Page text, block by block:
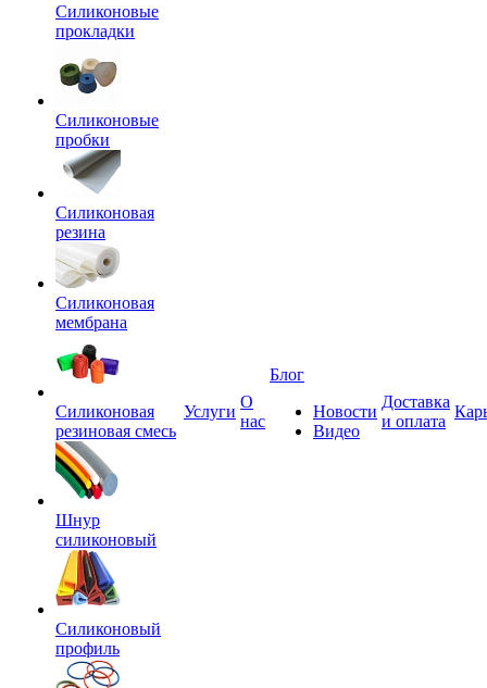
Силиконовые
прокладки
Силиконовые
пробки
Силиконовая
резина
Силиконовая
мембрана
Силиконовая
резиновая смесь
Шнур
силиконовый
Силиконовый
профиль
Услуги
О
нас
Блог
Новости
Видео
Доставка
и оплата